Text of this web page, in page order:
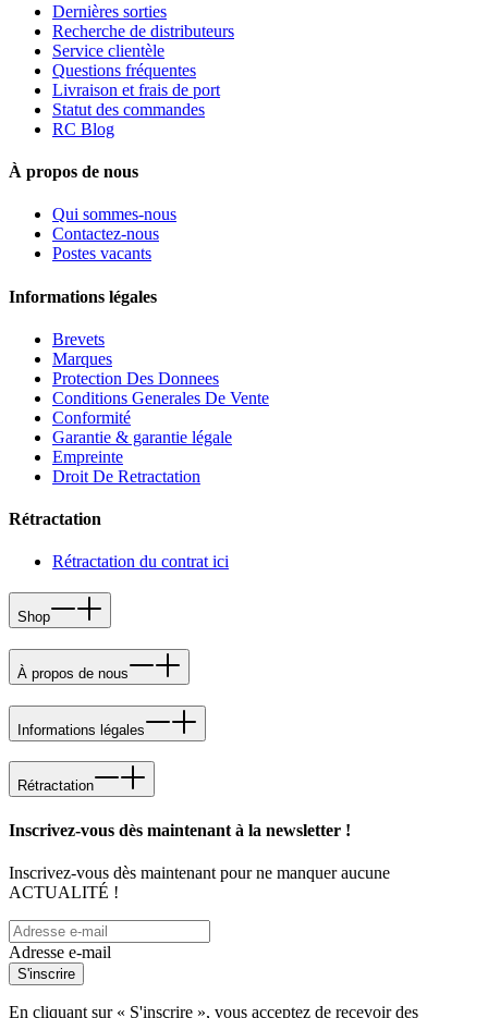
Dernières sorties
Recherche de distributeurs
Service clientèle
Questions fréquentes
Livraison et frais de port
Statut des commandes
RC Blog
À propos de nous
Qui sommes-nous
Contactez-nous
Postes vacants
Informations légales
Brevets
Marques
Protection Des Donnees
Conditions Generales De Vente
Conformité
Garantie & garantie légale
Empreinte
Droit De Retractation
Rétractation
Rétractation du contrat ici
Shop
À propos de nous
Informations légales
Rétractation
Inscrivez-vous dès maintenant à la newsletter !
Inscrivez-vous dès maintenant pour ne manquer aucune
ACTUALITÉ !
Adresse e-mail
S'inscrire
En cliquant sur « S'inscrire », vous acceptez de recevoir des